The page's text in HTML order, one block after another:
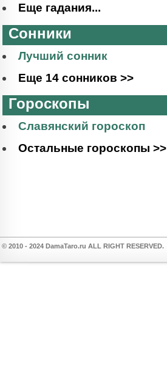
Еще гадания...
Сонники
Лучший сонник
Еще 14 сонников >>
Гороскопы
Славянский гороскоп
Остальные гороскопы >>
© 2010 - 2024 DamaTaro.ru ALL RIGHT RESERVED.